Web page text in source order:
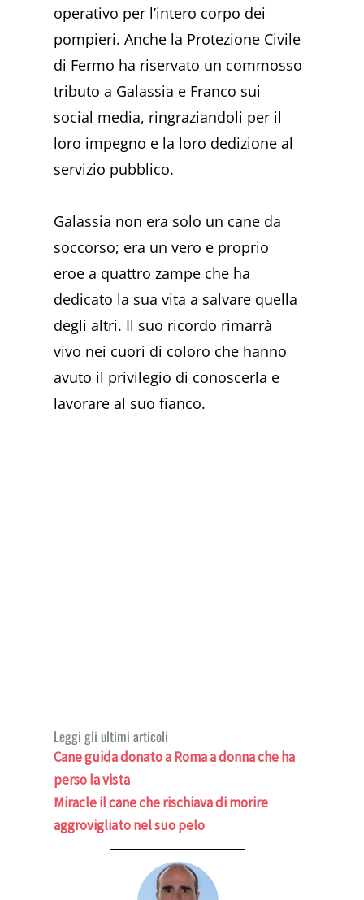
operativo per l’intero corpo dei
pompieri. Anche la Protezione Civile
di Fermo ha riservato un commosso
tributo a Galassia e Franco sui
social media, ringraziandoli per il
loro impegno e la loro dedizione al
servizio pubblico.
Galassia non era solo un cane da
soccorso; era un vero e proprio
eroe a quattro zampe che ha
dedicato la sua vita a salvare quella
degli altri. Il suo ricordo rimarrà
vivo nei cuori di coloro che hanno
avuto il privilegio di conoscerla e
lavorare al suo fianco.
Leggi gli ultimi articoli
Cane guida donato a Roma a donna che ha
perso la vista
Miracle il cane che rischiava di morire
aggrovigliato nel suo pelo